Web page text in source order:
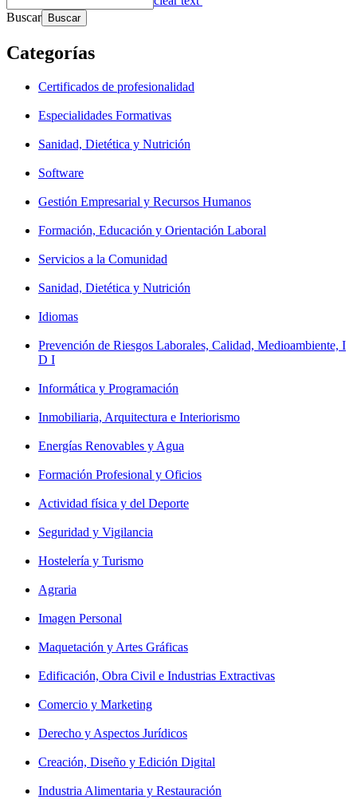
Buscar
Categorías
Certificados de profesionalidad
Especialidades Formativas
Sanidad, Dietética y Nutrición
Software
Gestión Empresarial y Recursos Humanos
Formación, Educación y Orientación Laboral
Servicios a la Comunidad
Sanidad, Dietética y Nutrición
Idiomas
Prevención de Riesgos Laborales, Calidad, Medioambiente, I
D I
Informática y Programación
Inmobiliaria, Arquitectura e Interiorismo
Energías Renovables y Agua
Formación Profesional y Oficios
Actividad física y del Deporte
Seguridad y Vigilancia
Hostelería y Turismo
Agraria
Imagen Personal
Maquetación y Artes Gráficas
Edificación, Obra Civil e Industrias Extractivas
Comercio y Marketing
Derecho y Aspectos Jurídicos
Creación, Diseño y Edición Digital
Industria Alimentaria y Restauración